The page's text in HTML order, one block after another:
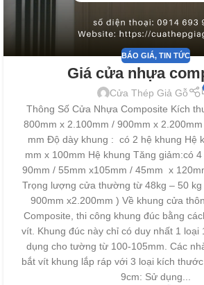
BÁO GIÁ, TIN TỨC
Giá cửa nhựa
Cửa Thép Giả Gỗ
Thông Số Cửa Nhựa Composite Kích
800mm x 2.100mm / 900mm x
mm Độ dày khung : có 2 hệ khung Hệ
mm x 100mm Hệ khung Tăng giảm:có
90mm / 55mm x105mm / 45mm x
Trọng lượng cửa thường từ 48kg – 50
900mm x2.200mm ) Về khung cửa
Composite, thi công khung đúc bằng
vít. Khung đúc này chỉ có duy nhất 1 loại
dụng cho tường từ 100-105mm. Các
bắt vít khung lắp ráp với 3 loại kích
9cm: Sử dụng...